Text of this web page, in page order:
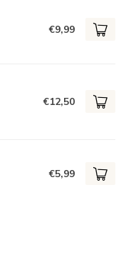
€9,99
€12,50
€5,99